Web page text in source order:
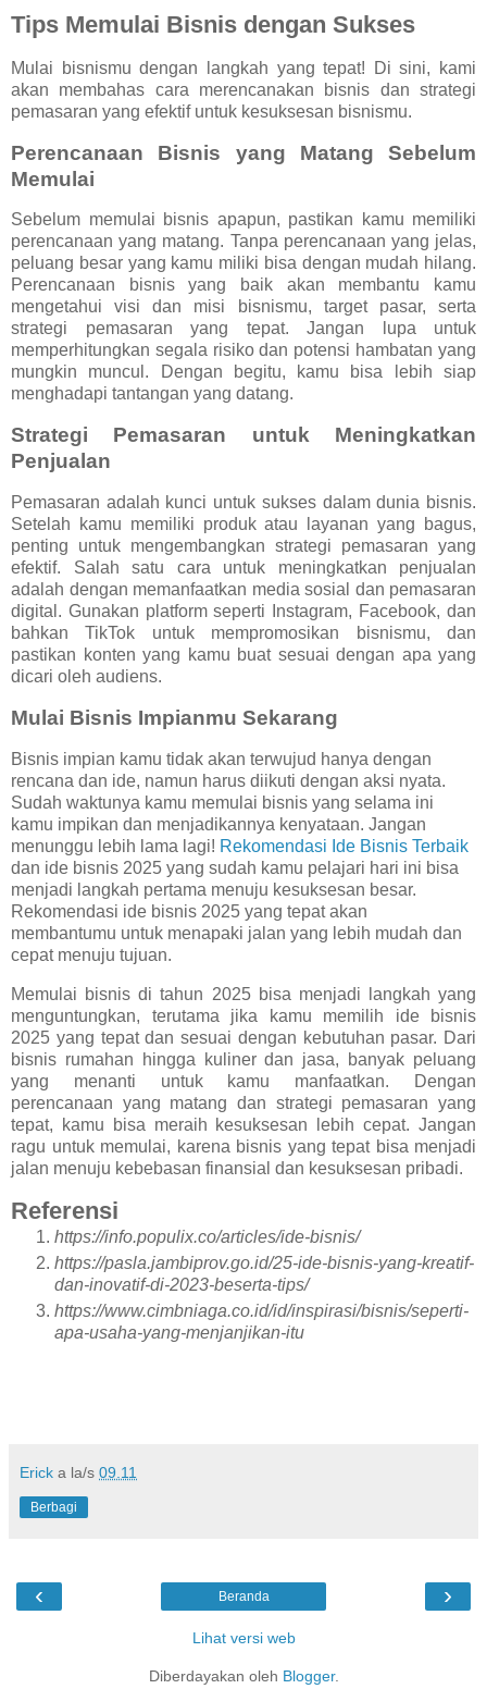
Tips Memulai Bisnis dengan Sukses
Mulai bisnismu dengan langkah yang tepat! Di sini, kami
akan membahas cara merencanakan bisnis dan strategi
pemasaran yang efektif untuk kesuksesan bisnismu.
Perencanaan Bisnis yang Matang Sebelum
Memulai
Sebelum memulai bisnis apapun, pastikan kamu memiliki
perencanaan yang matang. Tanpa perencanaan yang jelas,
peluang besar yang kamu miliki bisa dengan mudah hilang.
Perencanaan bisnis yang baik akan membantu kamu
mengetahui visi dan misi bisnismu, target pasar, serta
strategi pemasaran yang tepat. Jangan lupa untuk
memperhitungkan segala risiko dan potensi hambatan yang
mungkin muncul. Dengan begitu, kamu bisa lebih siap
menghadapi tantangan yang datang.
Strategi Pemasaran untuk Meningkatkan
Penjualan
Pemasaran adalah kunci untuk sukses dalam dunia bisnis.
Setelah kamu memiliki produk atau layanan yang bagus,
penting untuk mengembangkan strategi pemasaran yang
efektif. Salah satu cara untuk meningkatkan penjualan
adalah dengan memanfaatkan media sosial dan pemasaran
digital. Gunakan platform seperti Instagram, Facebook, dan
bahkan TikTok untuk mempromosikan bisnismu, dan
pastikan konten yang kamu buat sesuai dengan apa yang
dicari oleh audiens.
Mulai Bisnis Impianmu Sekarang
Bisnis impian kamu tidak akan terwujud hanya dengan
rencana dan ide, namun harus diikuti dengan aksi nyata.
Sudah waktunya kamu memulai bisnis yang selama ini
kamu impikan dan menjadikannya kenyataan. Jangan
menunggu lebih lama lagi! Rekomendasi Ide Bisnis Terbaik
dan ide bisnis 2025 yang sudah kamu pelajari hari ini bisa
menjadi langkah pertama menuju kesuksesan besar.
Rekomendasi ide bisnis 2025 yang tepat akan
membantumu untuk menapaki jalan yang lebih mudah dan
cepat menuju tujuan.
Memulai bisnis di tahun 2025 bisa menjadi langkah yang
menguntungkan, terutama jika kamu memilih ide bisnis
2025 yang tepat dan sesuai dengan kebutuhan pasar. Dari
bisnis rumahan hingga kuliner dan jasa, banyak peluang
yang menanti untuk kamu manfaatkan. Dengan
perencanaan yang matang dan strategi pemasaran yang
tepat, kamu bisa meraih kesuksesan lebih cepat. Jangan
ragu untuk memulai, karena bisnis yang tepat bisa menjadi
jalan menuju kebebasan finansial dan kesuksesan pribadi.
Referensi
https://info.populix.co/articles/ide-bisnis/
https://pasla.jambiprov.go.id/25-ide-bisnis-yang-kreatif-
dan-inovatif-di-2023-beserta-tips/
https://www.cimbniaga.co.id/id/inspirasi/bisnis/seperti-
apa-usaha-yang-menjanjikan-itu
Erick a la/s 09.11
Berbagi
‹ ›
Beranda
Lihat versi web
Diberdayakan oleh Blogger.